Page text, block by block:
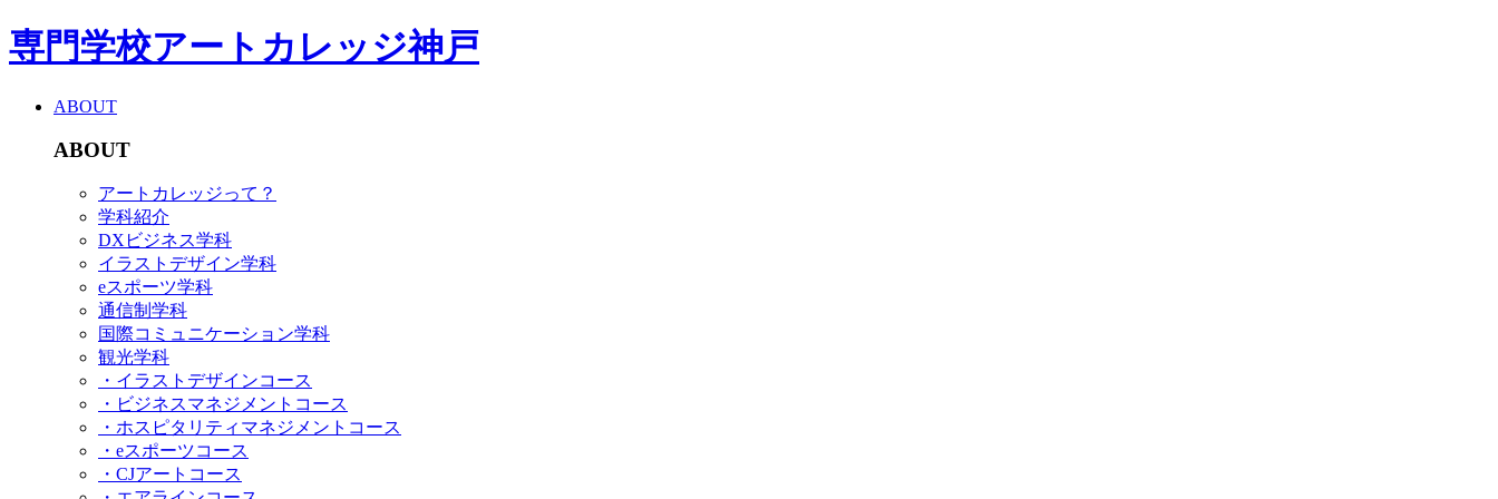
専門学校アートカレッジ神戸
ABOUT
ABOUT
アートカレッジって？
学科紹介
DXビジネス学科
イラストデザイン学科
eスポーツ学科
通信制学科
国際コミュニケーション学科
観光学科
・イラストデザインコース
・ビジネスマネジメントコース
・ホスピタリティマネジメントコース
・eスポーツコース
・CJアートコース